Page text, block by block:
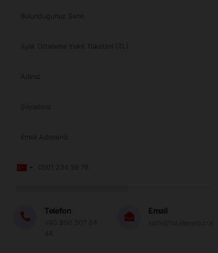
Turkey
Telefon Email